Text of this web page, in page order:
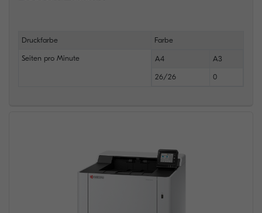
Druckfarbe Farbe
Seiten pro Minute A4 A3
26/26 0